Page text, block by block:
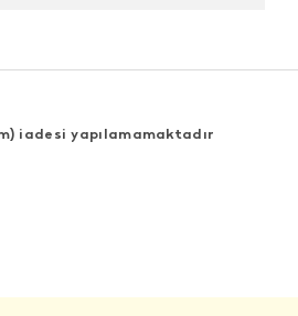
iadesi yapılamamaktadır